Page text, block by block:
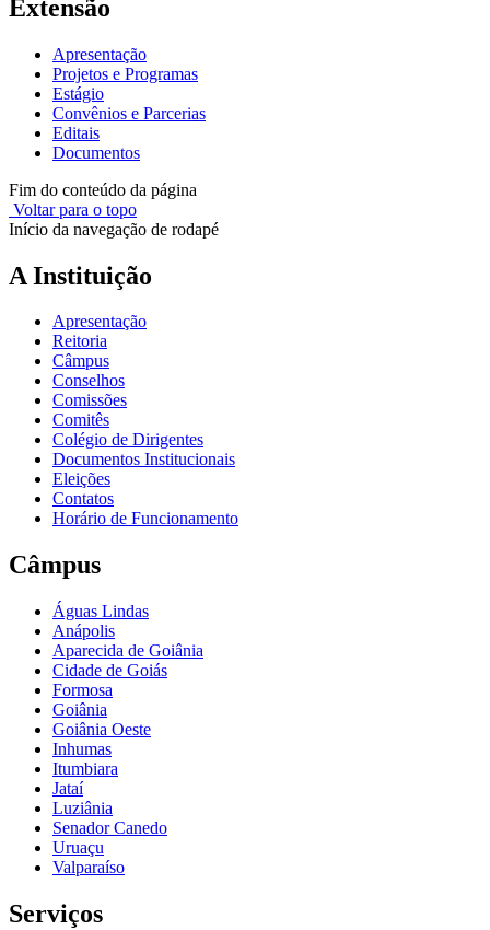
Extensão
Apresentação
Projetos e Programas
Estágio
Convênios e Parcerias
Editais
Documentos
Fim do conteúdo da página
Voltar para o topo
Início da navegação de rodapé
A Instituição
Apresentação
Reitoria
Câmpus
Conselhos
Comissões
Comitês
Colégio de Dirigentes
Documentos Institucionais
Eleições
Contatos
Horário de Funcionamento
Câmpus
Águas Lindas
Anápolis
Aparecida de Goiânia
Cidade de Goiás
Formosa
Goiânia
Goiânia Oeste
Inhumas
Itumbiara
Jataí
Luziânia
Senador Canedo
Uruaçu
Valparaíso
Serviços